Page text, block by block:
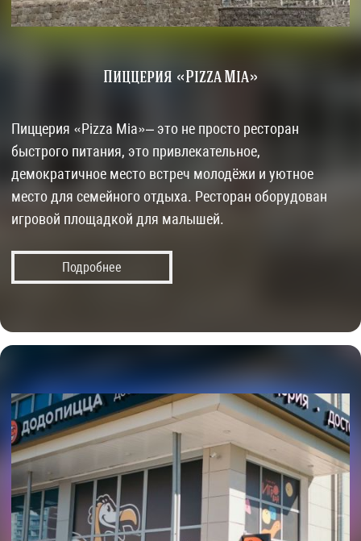
Пиццерия «Pizza Mia»
Пиццерия «Pizza Mia»– это не просто ресторан
быстрого питания, это привлекательное,
демократичное место встреч молодёжи и уютное
место для семейного отдыха. Ресторан оборудован
игровой площадкой для малышей.
Подробнее